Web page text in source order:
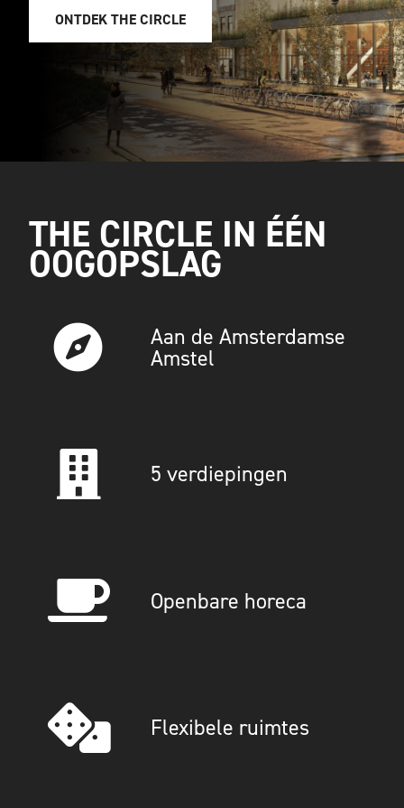
ONTDEK THE CIRCLE
THE CIRCLE IN ÉÉN
OOGOPSLAG
Aan de Amsterdamse
Amstel
5 verdiepingen
Openbare horeca
Flexibele ruimtes